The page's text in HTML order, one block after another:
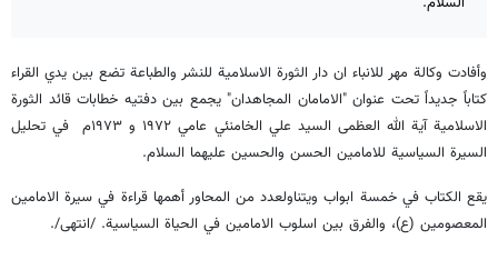
وأفادت وكالة مهر للانباء ان دار الثورة الاسلامية للنشر والطباعة تضع بين يدي القراء
كتاباً جديداً تحت عنوان "الامامان المجاهدان" يجمع بين دفتيه خطابات قائد الثورة
الاسلامية آية الله العظمى السيد علي الخامنئي عامي ١٩٧٢ و ١٩٧٣م في تحليل
السيرة السياسية للامامين الحسن والحسين عليهما السلام.
يقع الكتاب في خمسة ابواب ويتناولعدد من المحاور أهمها قراءة في سيرة الامامين
المعصومين (ع)، والفرق بين اسلوب الامامين في الحياة السياسية. /انتهى/.